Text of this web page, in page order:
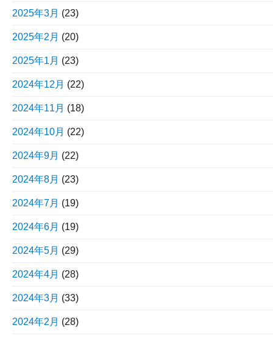
2025年3月 (23)
2025年2月 (20)
2025年1月 (23)
2024年12月 (22)
2024年11月 (18)
2024年10月 (22)
2024年9月 (22)
2024年8月 (23)
2024年7月 (19)
2024年6月 (19)
2024年5月 (29)
2024年4月 (28)
2024年3月 (33)
2024年2月 (28)